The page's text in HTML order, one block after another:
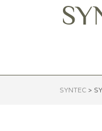
SYNTEC >